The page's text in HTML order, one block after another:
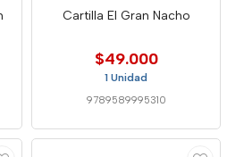
Cartilla El Gran Nacho
$49.000
1 Unidad
9789589995310